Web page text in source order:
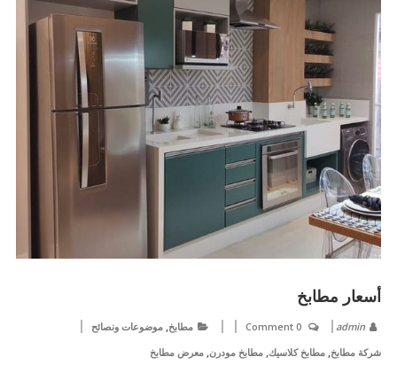
أسعار مطابخ
admin
0 Comment مطابخ, موضوعات ونصائح
شركة مطابخ, مطابخ كلاسيك, مطابخ مودرن, معرض مطابخ